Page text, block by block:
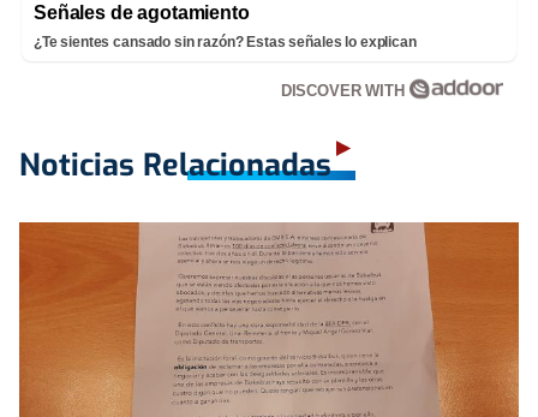
Señales de agotamiento
¿Te sientes cansado sin razón? Estas señales lo explican
DISCOVER WITH
Noticias Relacionadas